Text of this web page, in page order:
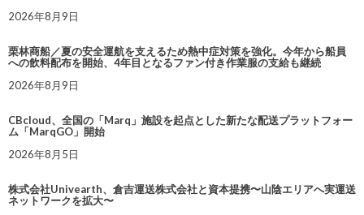
2026年8月9日
栗林商船／夏の安全運航を支えるため熱中症対策を強化。今年から船員
への飲料配布を開始、4年目となるファン付き作業服の支給も継続
2026年8月9日
CBcloud、全国の「Marq」施設を起点とした新たな配送プラットフォー
ム「MarqGO」開始
2026年8月5日
株式会社Univearth、倉吉運送株式会社と資本提携〜山陰エリアへ実運送
ネットワークを拡大〜